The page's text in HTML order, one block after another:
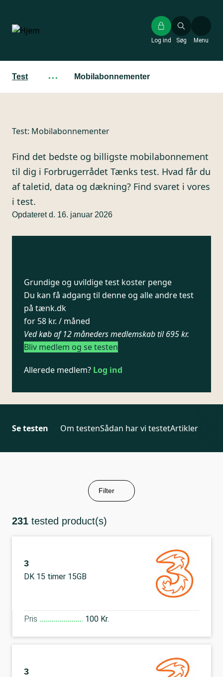
hovedindhold
Søg
Log ind Menu
Test ··· Mobilabonnementer
Test: Mobilabonnementer
Find det bedste og billigste mobilabonnement
til dig i Forbrugerrådet Tænks test. Hvad får du
af taletid, data og dækning? Find svaret i vores
i test.
Opdateret d. 16. januar 2026
Grundige og uvildige test koster penge
Du kan få adgang til denne og alle andre test
på tænk.dk
for 58 kr. / måned
Ved køb af 12 måneders medlemskab til 695 kr.
Bliv medlem og se testen
Allerede medlem? Log ind
Se testen Om testenSådan har vi testetArtikler
Filter
231 tested product(s)
3
DK 15 timer 15GB
Pris 100 Kr.
3